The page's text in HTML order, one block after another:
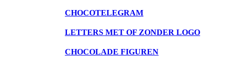
CHOCOTELEGRAM
LETTERS MET OF ZONDER LOGO
CHOCOLADE FIGUREN